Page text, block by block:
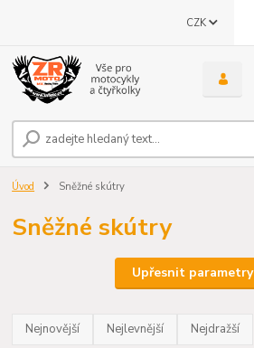
CZK
Úvod Sněžné skútry
Sněžné skútry
Upřesnit parametry
Nejnovější Nejlevnější Nejdražší